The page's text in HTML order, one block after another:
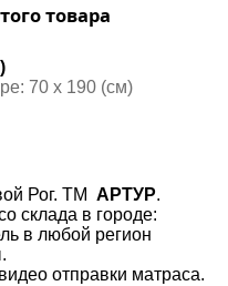
товара
70 х 190 (см)
Рог. ТМ АРТУР.
склада в городе:
в любой регион
отправки матраса.